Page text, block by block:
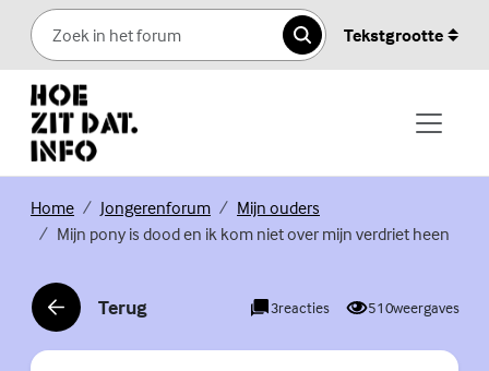
Skip to content
Zoeken
Tekstgrootte
Home(Externe link)
Jongerenforum(Externe link)
Mijn ouders
Mijn pony is dood en ik kom niet over mijn verdriet heen
Terug
(Externe link) 3reacties 510weergaves